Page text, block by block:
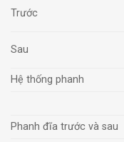
Trước
Sau
Hệ thống phanh
Phanh đĩa trước và sau